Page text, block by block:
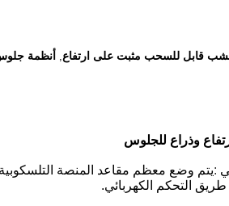
قابل للسحب مثبت على ارتفاع, أنظمة
وذراع للجلوس
:يتم وضع معظم مقاعد المنصة
التحكم الكهربائي.